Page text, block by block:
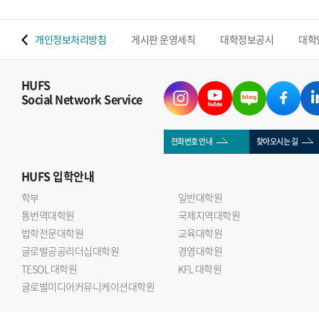
개인정보처리방침 게시판 운영세칙 대학정보공시 대
HUFS
Social Network Service
전화번호 안내 찾아오시는 길
HUFS입학안내
학부
일반대학원
통번역대학원
국제지역대학원
법학전문대학원
교육대학원
글로벌공공리더십대학원
경영대학원
TESOL 대학원
KFL 대학원
글로벌미디어커뮤니케이션대학원